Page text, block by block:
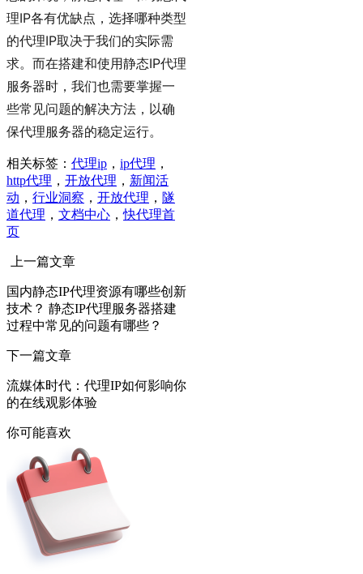
理IP各有优缺点，选择哪种类型
的代理IP取决于我们的实际需
求。而在搭建和使用静态IP代理
服务器时，我们也需要掌握一
些常见问题的解决方法，以确
保代理服务器的稳定运行。
相关标签： 代理ip ， ip代理 ，
http代理 ， 开放代理 ， 新闻活
动 ， 行业洞察 ， 开放代理 ， 隧
道代理 ， 文档中心 ，快代理首
页
上一篇文章
国内静态IP代理资源有哪些创新
技术？ 静态IP代理服务器搭建
过程中常见的问题有哪些？
下一篇文章
流媒体时代：代理IP如何影响你
的在线观影体验
你可能喜欢